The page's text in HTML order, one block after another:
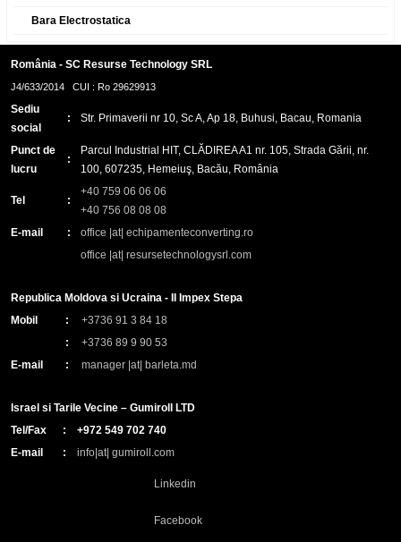
Bara Electrostatica
România - SC Resurse Technology SRL
J4/633/2014 CUI : Ro 29629913
Sediu
social
: Str. Primaverii nr 10, Sc A, Ap 18, Buhusi, Bacau, Romania
Punct de
lucru
:
Parcul Industrial HIT, CLĂDIREA A1 nr. 105, Strada Gării, nr.
100, 607235, Hemeiuş, Bacău, România
Tel :
+40 759 06 06 06
+40 756 08 08 08
E-mail
:
office |at| echipamenteconverting.ro
office |at| resursetechnologysrl.com
Republica Moldova si Ucraina - II Impex Stepa
Mobil
:
+3736 91 3 84 18
:
+3736 89 9 90 53
E-mail
: manager |at| barleta.md
Israel si Tarile Vecine – Gumiroll LTD
Tel/Fax
:
+972 549 702 740
E-mail
: info|at| gumiroll.com
Linkedin
Facebook